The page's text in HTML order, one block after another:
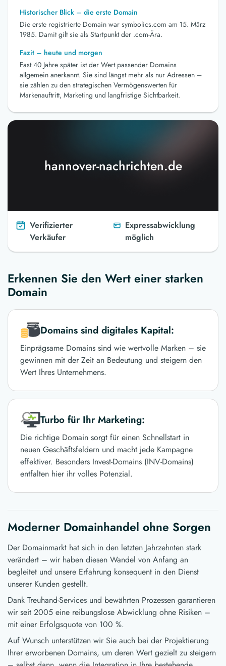
hannover-nachrichten.de
Verifizierter
Verkäufer
Expressabwicklung
möglich
Erkennen Sie den Wert einer starken
Domain
Domains sind digitales Kapital:
Einprägsame Domains sind wie wertvolle Marken – sie
gewinnen mit der Zeit an Bedeutung und steigern den
Wert Ihres Unternehmens.
Turbo für Ihr Marketing:
Die richtige Domain sorgt für einen Schnellstart in
neuen Geschäftsfeldern und macht jede Kampagne
effektiver. Besonders Invest-Domains (INV-Domains)
entfalten hier ihr volles Potenzial.
Historischer Blick – die erste Domain
Die erste registrierte Domain war symbolics.com am 15. März
1985. Damit gilt sie als Startpunkt der .com-Ära.
Fazit – heute und morgen
Fast 40 Jahre später ist der Wert passender Domains
allgemein anerkannt. Sie sind längst mehr als nur Adressen –
sie zählen zu den strategischen Vermögenswerten für
Markenauftritt, Marketing und langfristige Sichtbarkeit.
Moderner Domainhandel ohne Sorgen
Der Domainmarkt hat sich in den letzten Jahrzehnten stark
verändert – wir haben diesen Wandel von Anfang an
begleitet und unsere Erfahrung konsequent in den Dienst
unserer Kunden gestellt.
Dank Treuhand-Services und bewährten Prozessen garantieren
wir seit 2005 eine reibungslose Abwicklung ohne Risiken –
mit einer Erfolgsquote von 100 %.
Auf Wunsch unterstützen wir Sie auch bei der Projektierung
Ihrer erworbenen Domains, um deren Wert gezielt zu steigern